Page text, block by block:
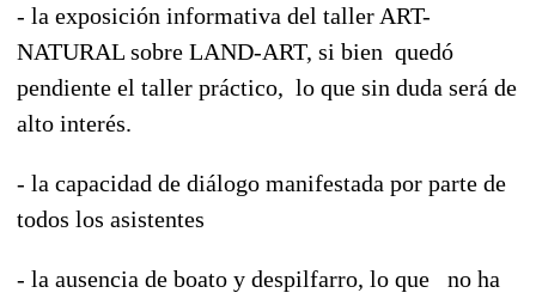
- la exposición informativa del taller ART-
NATURAL sobre LAND-ART, si bien quedó
pendiente el taller práctico, lo que sin duda será de
alto interés.
- la capacidad de diálogo manifestada por parte de
todos los asistentes
- la ausencia de boato y despilfarro, lo que no ha